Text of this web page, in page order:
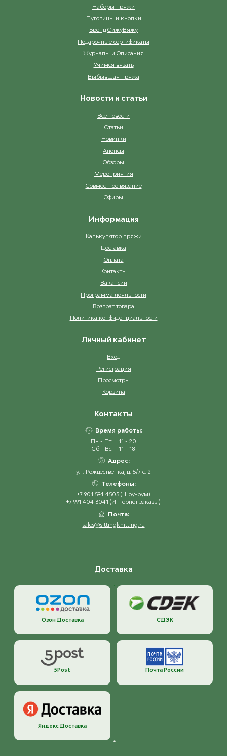
Наборы пряжи
Пуговицы и кнопки
Бренд СижуВяжу
Подарочные сертификаты
Журналы и Описания
Учимся вязать
Выбывшая пряжа
Новости и статьи
Все новости
Статьи
Новинки
Анонсы
Обзоры
Мероприятия
Совместное вязание
Эфиры
Информация
Калькулятор пряжи
Доставка
Оплата
Контакты
Вакансии
Программа лояльности
Возврат товара
Политика конфиденциальности
Личный кабинет
Вход
Регистрация
Просмотры
Корзина
Контакты
Время работы:
Пн - Пт:
11 - 20
Сб - Вс:
11 - 18
Адрес:
ул. Рождественка, д. 5/7 с. 2
Телефоны:
+7 901 594 4505 (Шоу-рум)
+7 991 404 3041 (Интернет заказы)
Почта:
sales@sittingknitting.ru
Доставка
Озон Доставка СДЭК
5Post Почта России
Яндекс Доставка